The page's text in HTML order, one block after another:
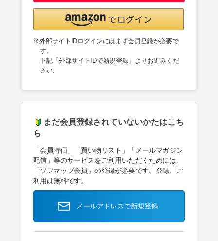
※外部サイトIDログインにはまず会員登録が必要で
す。
下記「外部サイトIDで新規登録」よりお進みくだ
さい。
まだ会員登録されていないかたはこち
ら
「会員特価」「買い物リスト」「メールマガジン
配信」等のサービスをご利用いただくためには、
「ソフマップ会員」の登録が必要です。登録、ご
利用は無料です。
メールアドレスで新規登録